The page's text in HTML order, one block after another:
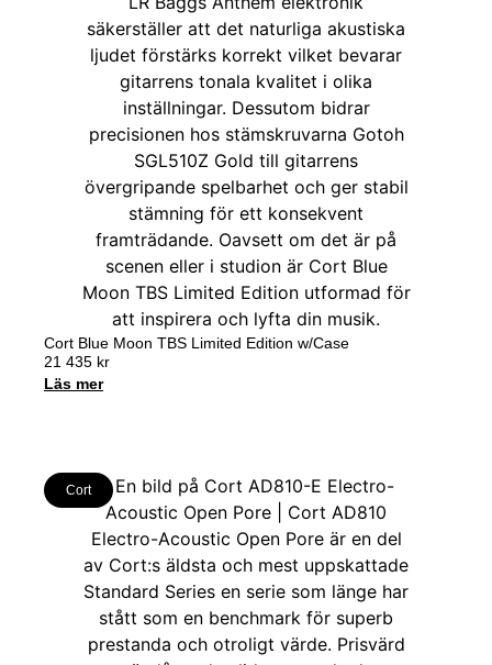
Cort Blue Moon TBS Limited Edition w/Case
21 435 kr
Läs mer
Cort